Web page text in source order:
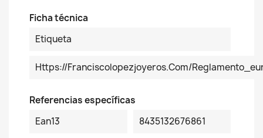
Ficha técnica
Etiqueta
Https://franciscolopezjoyeros.com/
Referencias específicas
Ean13
8435132676861